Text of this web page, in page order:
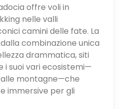
offre voli in
nelle valli
camini delle fate. La
combinazione unica
drammatica, siti
i suoi vari ecosistemi—
montagne—che
immersive per gli